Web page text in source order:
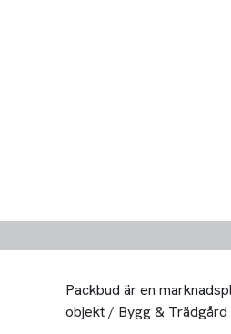
Packbud är en
objekt / Bygg & Trädgård